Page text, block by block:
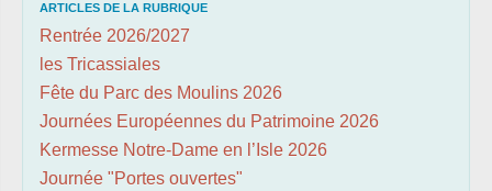
ARTICLES DE LA RUBRIQUE
Rentrée 2026/2027
les Tricassiales
Fête du Parc des Moulins 2026
Journées Européennes du Patrimoine 2026
Kermesse Notre-Dame en l’Isle 2026
Journée "Portes ouvertes"